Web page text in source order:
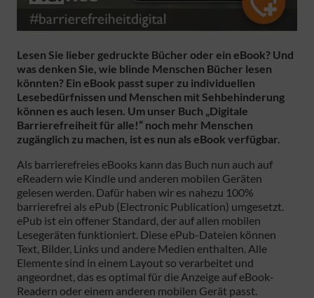
Lesen Sie lieber gedruckte Bücher oder ein eBook? Und
was denken Sie, wie blinde Menschen Bücher lesen
könnten? Ein eBook passt super zu individuellen
Lesebedürfnissen und Menschen mit Sehbehinderung
können es auch lesen. Um unser Buch „Digitale
Barrierefreiheit für alle!“ noch mehr Menschen
zugänglich zu machen, ist es nun als eBook verfügbar.
Als barrierefreies eBooks kann das Buch nun auch auf
eReadern wie Kindle und anderen mobilen Geräten
gelesen werden. Dafür haben wir es nahezu 100%
barrierefrei als ePub (Electronic Publication) umgesetzt.
ePub ist ein offener Standard, der auf allen mobilen
Lesegeräten funktioniert. Diese ePub-Dateien können
Text, Bilder, Links und andere Medien enthalten. Alle
Elemente sind in einem Layout so verarbeitet und
angeordnet, das es optimal für die Anzeige auf eBook-
Readern oder einem anderen mobilen Gerät passt.